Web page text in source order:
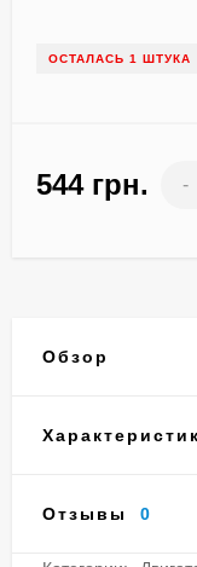
ОСТАЛАСЬ 1 ШТУКА
544 грн. -
Обзор
Отзывы 0